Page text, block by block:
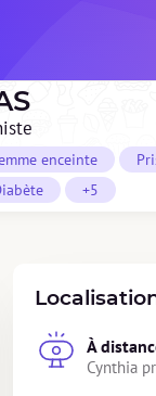
enceinte
+5
À
Cynthia